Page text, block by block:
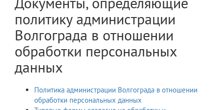
политику администрации
Волгограда в отношении
обработки персональных
данных
Политика администрации Волгограда в отношении
обработки персональных данных